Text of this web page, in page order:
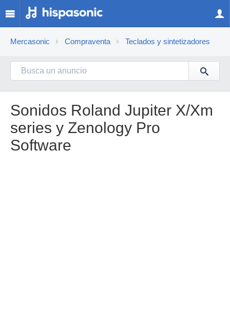
Mercasonic Compraventa Teclados y sintetizadores
Sonidos Roland Jupiter X/Xm
series y Zenology Pro
Software